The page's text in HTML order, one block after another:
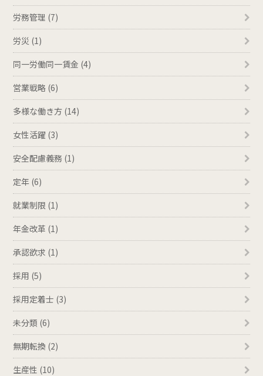
労務管理 (7)
労災 (1)
同一労働同一賃金 (4)
営業戦略 (6)
多様な働き方 (14)
女性活躍 (3)
安全配慮義務 (1)
定年 (6)
就業制限 (1)
年金改革 (1)
承認欲求 (1)
採用 (5)
採用定着士 (3)
未分類 (6)
無期転換 (2)
生産性 (10)